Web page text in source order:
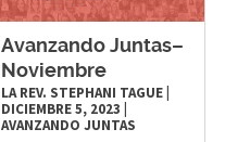
Avanzando Juntas–
Noviembre
LA REV. STEPHANI TAGUE
DICIEMBRE 5, 2023
AVANZANDO JUNTAS